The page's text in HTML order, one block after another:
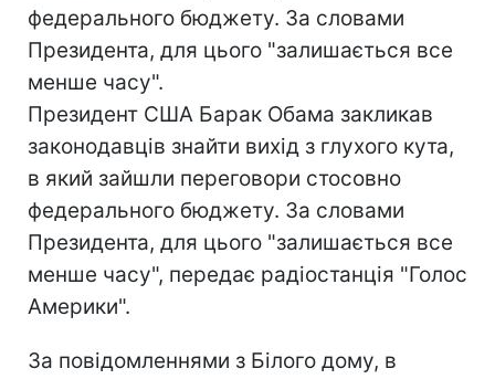
федерального бюджету. За словами
Президента, для цього "залишається все
менше часу".
Президент США Барак Обама закликав
законодавців знайти вихід з глухого кута,
в який зайшли переговори стосовно
федерального бюджету. За словами
Президента, для цього "залишається все
менше часу", передає радіостанція "Голос
Америки".
За повідомленнями з Білого дому, в